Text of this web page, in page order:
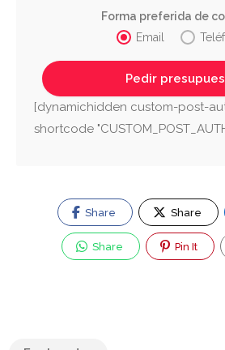
Forma preferida de
Email
[dynamichidden custom-post-
shortcode
Share Share
Share Pin It